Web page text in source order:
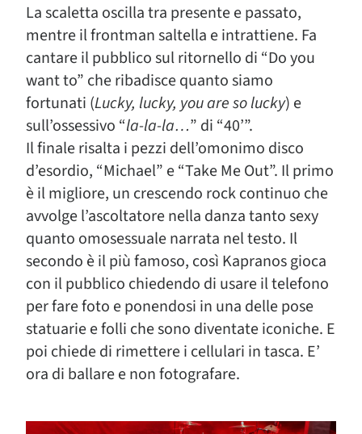
La scaletta oscilla tra presente e passato,
mentre il frontman saltella e intrattiene. Fa
cantare il pubblico sul ritornello di “Do you
want to” che ribadisce quanto siamo
fortunati (Lucky, lucky, you are so lucky) e
sull’ossessivo “la-la-la…” di “40’”.
Il finale risalta i pezzi dell’omonimo disco
d’esordio, “Michael” e “Take Me Out”. Il primo
è il migliore, un crescendo rock continuo che
avvolge l’ascoltatore nella danza tanto sexy
quanto omosessuale narrata nel testo. Il
secondo è il più famoso, così Kapranos gioca
con il pubblico chiedendo di usare il telefono
per fare foto e ponendosi in una delle pose
statuarie e folli che sono diventate iconiche. E
poi chiede di rimettere i cellulari in tasca. E’
ora di ballare e non fotografare.